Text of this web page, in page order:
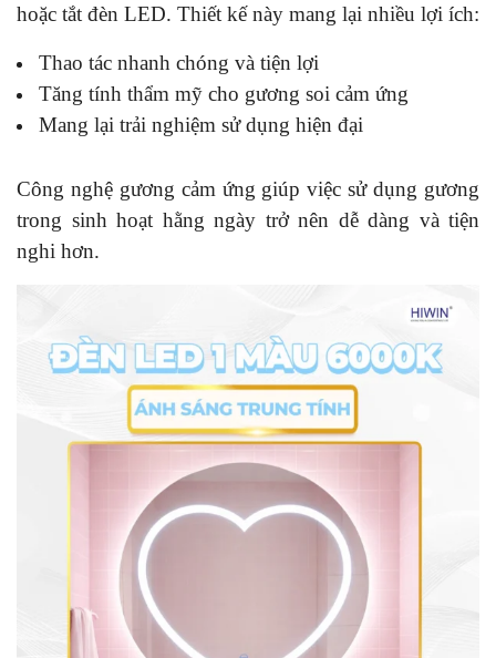
hoặc tắt đèn LED. Thiết kế này mang lại nhiều lợi ích:
Thao tác nhanh chóng và tiện lợi
Tăng tính thẩm mỹ cho gương soi cảm ứng
Mang lại trải nghiệm sử dụng hiện đại
Công nghệ gương cảm ứng giúp việc sử dụng gương
trong sinh hoạt hằng ngày trở nên dễ dàng và tiện
nghi hơn.